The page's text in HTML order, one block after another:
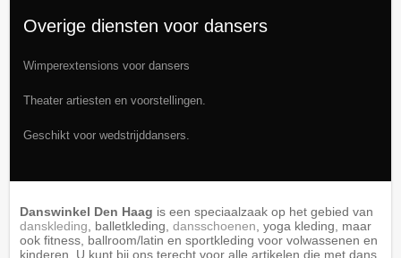
Overige diensten voor dansers
Wimperextensions voor dansers
Theater artiesten en voorstellingen.
Geschikt voor wedstrijddansers.
Danswinkel Den Haag is een speciaalzaak op het gebied van
danskleding , balletkleding, dansschoenen , yoga kleding, maar
ook fitness, ballroom/latin en sportkleding voor volwassenen en
kinderen. U kunt bij ons terecht voor alle artikelen die met dans